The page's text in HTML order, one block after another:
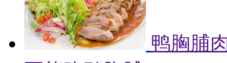
鸭胸脯